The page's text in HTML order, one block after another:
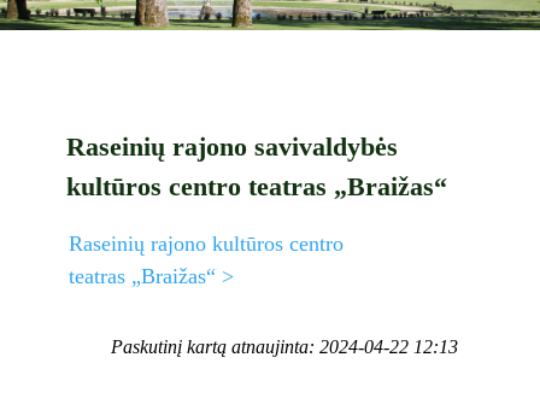
Raseinių rajono savivaldybės
kultūros centro teatras „Braižas“
Raseinių rajono kultūros centro
teatras „Braižas“ >
Paskutinį kartą atnaujinta: 2024-04-22 12:13